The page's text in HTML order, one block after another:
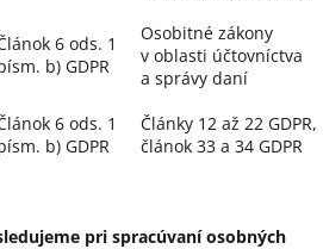
6 ods. 1
b) GDPR
Osobitné zákony
v oblasti účtovníctva
a správy daní
6 ods. 1
b) GDPR
Články 12 až 22 GDPR,
článok 33 a 34 GDPR
pri spracúvaní osobných